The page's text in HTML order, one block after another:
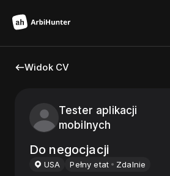
Widok CV
Tester aplikacji
mobilnych
Do negocjacji
USA Pełny etat Zdalnie